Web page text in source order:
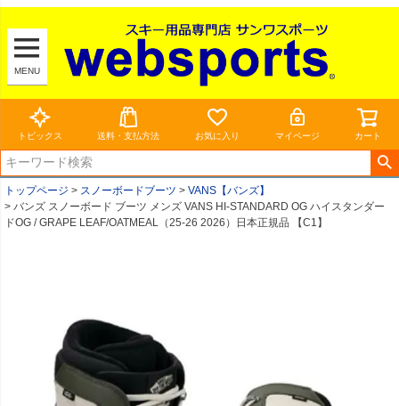
MENU
トピックス 送料・支払方法 お気に入り マイページ カート
トップページ スノーボードブーツ
VANS【バンズ】
バンズ スノーボード ブーツ メンズ VANS HI-STANDARD OG ハイスタンダー
ドOG / GRAPE LEAF/OATMEAL（25-26 2026）日本正規品 【C1】